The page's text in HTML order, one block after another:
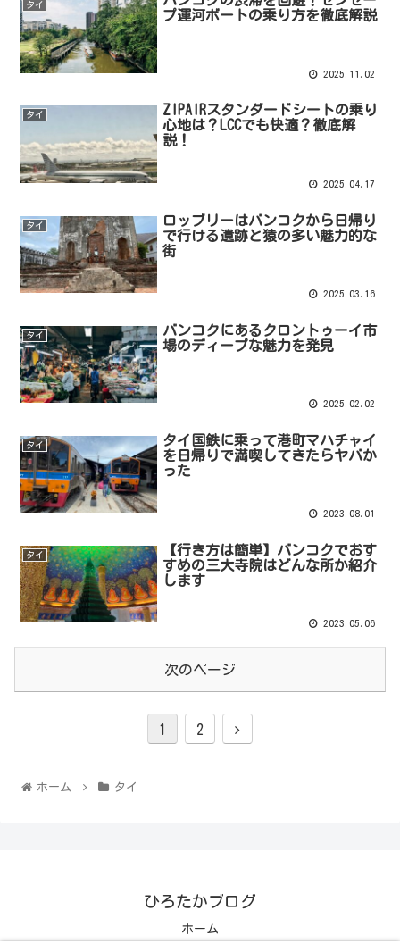
タイ
プ運河ボートの乗り方を徹底解説
2025.11.02
タイ
ZIPAIRスタンダードシートの乗り
心地は？LCCでも快適？徹底解
説！
2025.04.17
タイ
ロッブリーはバンコクから日帰り
で行ける遺跡と猿の多い魅力的な
街
2025.03.16
タイ
バンコクにあるクロントゥーイ市
場のディープな魅力を発見
2025.02.02
タイ
タイ国鉄に乗って港町マハチャイ
を日帰りで満喫してきたらヤバか
った
2023.08.01
タイ
【行き方は簡単】バンコクでおす
すめの三大寺院はどんな所か紹介
します
2023.05.06
次のページ
1 2
ホーム タイ
ひろたかブログ
ホーム